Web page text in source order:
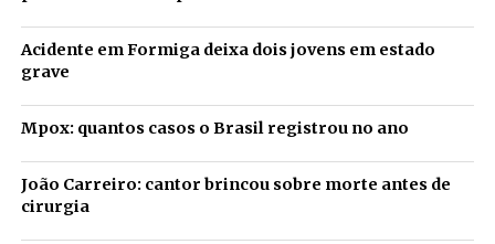
Acidente em Formiga deixa dois jovens em estado
grave
Mpox: quantos casos o Brasil registrou no ano
João Carreiro: cantor brincou sobre morte antes de
cirurgia